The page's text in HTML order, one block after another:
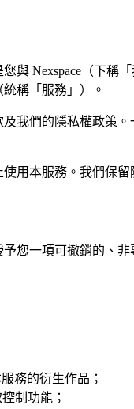
與 Nexspace（下稱
稱「服務」）。
我們的隱私權政策
用本服務。我們保
您一項可撤銷的、
務的衍生作品；
制功能；